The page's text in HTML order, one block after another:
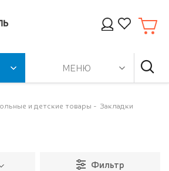
МЕНЮ
и детские товары Закладки
Фильтр